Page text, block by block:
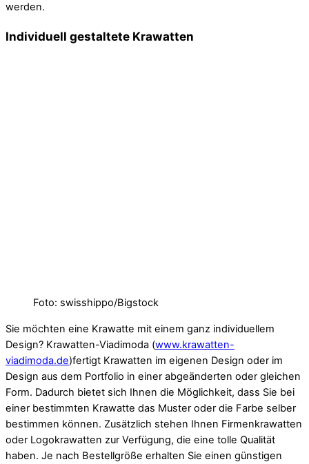
werden.
Individuell gestaltete Krawatten
Foto: swisshippo/Bigstock
Sie möchten eine Krawatte mit einem ganz individuellem
Design? Krawatten-Viadimoda (www.krawatten-
viadimoda.de)fertigt Krawatten im eigenen Design oder im
Design aus dem Portfolio in einer abgeänderten oder gleichen
Form. Dadurch bietet sich Ihnen die Möglichkeit, dass Sie bei
einer bestimmten Krawatte das Muster oder die Farbe selber
bestimmen können. Zusätzlich stehen Ihnen Firmenkrawatten
oder Logokrawatten zur Verfügung, die eine tolle Qualität
haben. Je nach Bestellgröße erhalten Sie einen günstigen